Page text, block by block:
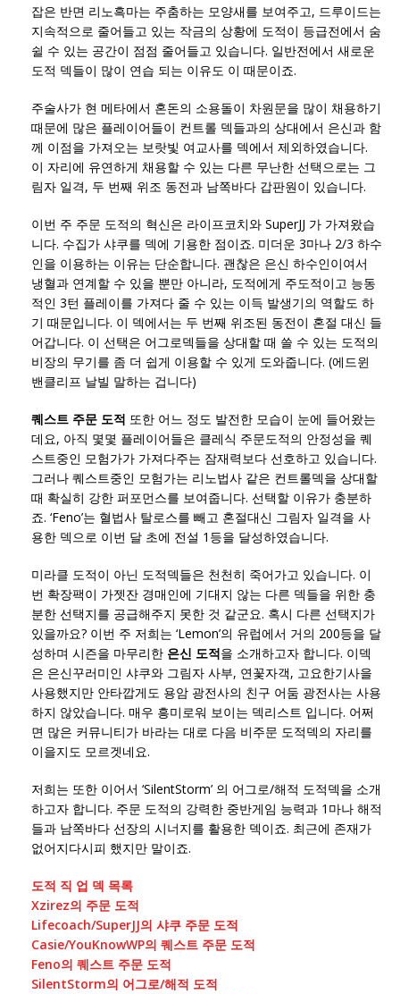
잡은 반면 리노흑마는 주춤하는 모양새를 보여주고, 드루이드는
지속적으로 줄어들고 있는 작금의 상황에 도적이 등급전에서 숨
쉴 수 있는 공간이 점점 줄어들고 있습니다. 일반전에서 새로운
도적 덱들이 많이 연습 되는 이유도 이 때문이죠.
주술사가 현 메타에서 혼돈의 소용돌이 차원문을 많이 채용하기
때문에 많은 플레이어들이 컨트롤 덱들과의 상대에서 은신과 함
께 이점을 가져오는 보랏빛 여교사를 덱에서 제외하였습니다.
이 자리에 유연하게 채용할 수 있는 다른 무난한 선택으로는 그
림자 일격, 두 번째 위조 동전과 남쪽바다 갑판원이 있습니다.
이번 주 주문 도적의 혁신은 라이프코치와 SuperJJ 가 가져왔습
니다. 수집가 샤쿠를 덱에 기용한 점이죠. 미더운 3마나 2/3 하수
인을 이용하는 이유는 단순합니다. 괜찮은 은신 하수인이여서
냉혈과 연계할 수 있을 뿐만 아니라, 도적에게 주도적이고 능동
적인 3턴 플레이를 가져다 줄 수 있는 이득 발생기의 역할도 하
기 때문입니다. 이 덱에서는 두 번째 위조된 동전이 혼절 대신 들
어갑니다. 이 선택은 어그로덱들을 상대할 때 쓸 수 있는 도적의
비장의 무기를 좀 더 쉽게 이용할 수 있게 도와줍니다. (에드윈
밴클리프 날빌 말하는 겁니다)
퀘스트 주문 도적 또한 어느 정도 발전한 모습이 눈에 들어왔는
데요, 아직 몇몇 플레이어들은 클레식 주문도적의 안정성을 퀘
스트중인 모험가가 가져다주는 잠재력보다 선호하고 있습니다.
그러나 퀘스트중인 모험가는 리노법사 같은 컨트롤덱을 상대할
때 확실히 강한 퍼포먼스를 보여줍니다. 선택할 이유가 충분하
죠. ‘Feno’는 혈법사 탈로스를 빼고 혼절대신 그림자 일격을 사
용한 덱으로 이번 달 초에 전설 1등을 달성하였습니다.
미라클 도적이 아닌 도적덱들은 천천히 죽어가고 있습니다. 이
번 확장팩이 가젯잔 경매인에 기대지 않는 다른 덱들을 위한 충
분한 선택지를 공급해주지 못한 것 같군요. 혹시 다른 선택지가
있을까요? 이번 주 저희는 ‘Lemon’의 유럽에서 거의 200등을 달
성하며 시즌을 마무리한 은신 도적을 소개하고자 합니다. 이덱
은 은신꾸러미인 샤쿠와 그림자 사부, 연꽃자객, 고요한기사을
사용했지만 안타깝게도 용암 광전사의 친구 어둠 광전사는 사용
하지 않았습니다. 매우 흥미로워 보이는 덱리스트 입니다. 어쩌
면 많은 커뮤니티가 바라는 대로 다음 비주문 도적덱의 자리를
이을지도 모르겟네요.
저희는 또한 이어서 ‘SilentStorm’ 의 어그로/해적 도적덱을 소개
하고자 합니다. 주문 도적의 강력한 중반게임 능력과 1마나 해적
들과 남쪽바다 선장의 시너지를 활용한 덱이죠. 최근에 존재가
없어지다시피 했지만 말이죠.
도적 직 업 덱 목록
Xzirez의 주문 도적
Lifecoach/SuperJJ의 샤쿠 주문 도적
Casie/YouKnowWP의 퀘스트 주문 도적
Feno의 퀘스트 주문 도적
SilentStorm의 어그로/해적 도적